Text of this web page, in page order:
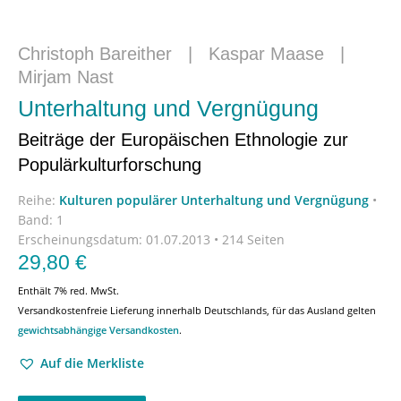
Christoph Bareither Kaspar Maase
Mirjam Nast
Unterhaltung und Vergnügung
Beiträge der Europäischen Ethnologie zur
Populärkulturforschung
Reihe: Kulturen populärer Unterhaltung und Vergnügung •
Band: 1
Erscheinungsdatum: 01.07.2013 • 214 Seiten
29,80 €
Enthält 7% red. MwSt.
Versandkostenfreie Lieferung innerhalb Deutschlands, für das Ausland gelten
gewichtsabhängige Versandkosten.
Auf die Merkliste